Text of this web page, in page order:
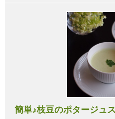
簡単♪枝豆のポタージュ